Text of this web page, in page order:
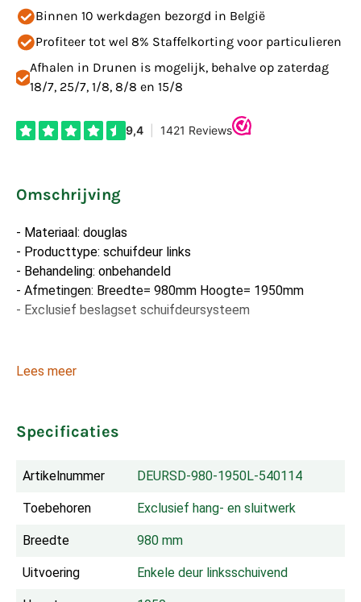
Binnen 10 werkdagen bezorgd in België
Profiteer tot wel 8% Staffelkorting voor particulieren
Afhalen in Drunen is mogelijk, behalve op zaterdag
18/7, 25/7, 1/8, 8/8 en 15/8
Omschrijving
- Materiaal: douglas
- Producttype: schuifdeur links
- Behandeling: onbehandeld
- Afmetingen: Breedte= 980mm Hoogte= 1950mm
- Exclusief beslagset schuifdeursysteem
Lees meer
Specificaties
Artikelnummer DEURSD-980-1950L-540114
Toebehoren Exclusief hang- en sluitwerk
Breedte 980 mm
Uitvoering Enkele deur linksschuivend